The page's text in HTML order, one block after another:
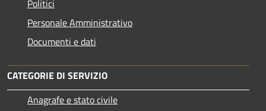
Politici
Personale Amministrativo
Documenti e dati
CATEGORIE DI SERVIZIO
Anagrafe e stato civile